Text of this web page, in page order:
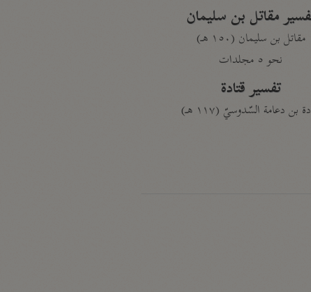
مقاتل بن سليمان
مقاتل بن سليمان (١٥٠ هـ)
نحو ٥ مجلدات
تفسير قتادة
بن دعامة السّدوسيّ (١١٧ هـ)